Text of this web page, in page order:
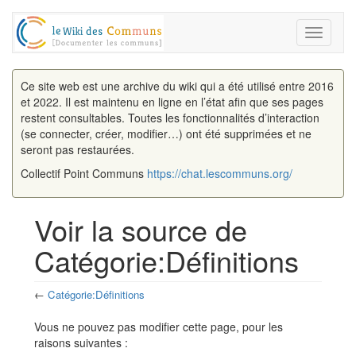
Toggle
Ce site web est une archive du wiki qui a été utilisé entre 2016
et 2022. Il est maintenu en ligne en l’état afin que ses pages
restent consultables. Toutes les fonctionnalités d’interaction
(se connecter, créer, modifier…) ont été supprimées et ne
seront pas restaurées.
Collectif Point Communs https://chat.lescommuns.org/
Voir la source de
Catégorie:Définitions
← Catégorie:Définitions
Vous ne pouvez pas modifier cette page, pour les
raisons suivantes :